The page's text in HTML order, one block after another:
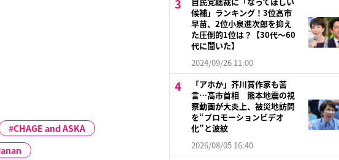
CHAGE and ASKA
anan
候補」ランキング！3位高市
早苗、2位小泉進次郎を抑え
た圧倒的1位は？【30代〜60
代に聞いた】
2024/09/26 11:00
「アホか」芥川賞作家も苦
言…高市首相 熊本地震の視
察動画が大炎上、被災地訪問
を“プロモーションビデオ
化”と波紋
2026/08/05 16:40